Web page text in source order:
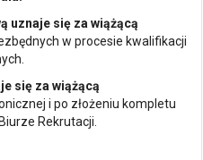
uznaje się za wiążącą
w procesie kwalifikacji
się za wiążącą
i po złożeniu kompletu
Rekrutacji.